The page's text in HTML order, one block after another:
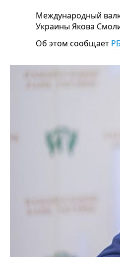
Международный
Украины Якова
Об этом сообщает